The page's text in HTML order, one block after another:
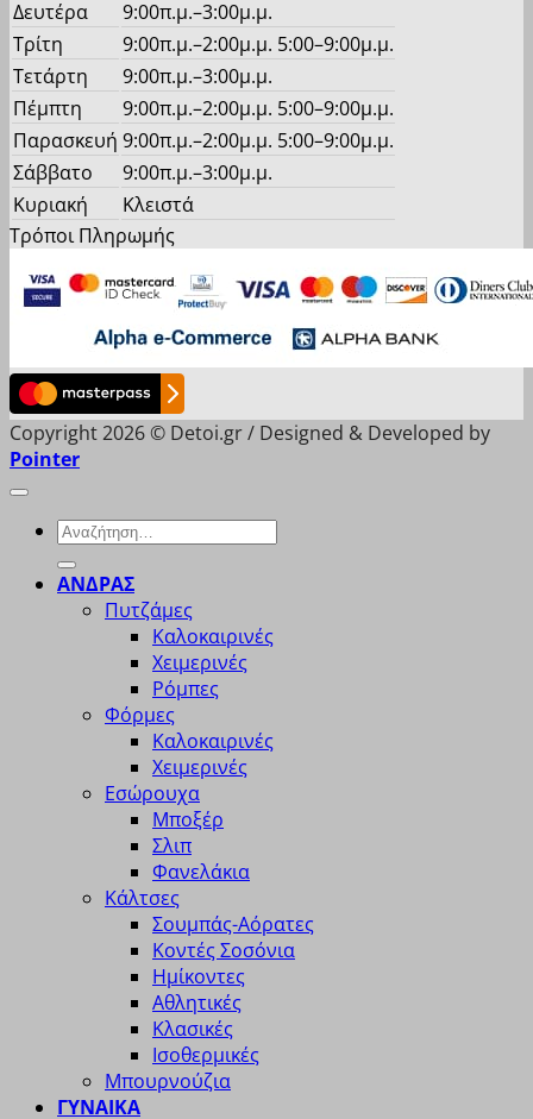
Δευτέρα
9:00π.μ.–3:00μ.μ.
Τρίτη
9:00π.μ.–2:00μ.μ. 5:00–9:00μ.μ.
Τετάρτη
9:00π.μ.–3:00μ.μ.
Πέμπτη
9:00π.μ.–2:00μ.μ. 5:00–9:00μ.μ.
Παρασκευή 9:00π.μ.–2:00μ.μ. 5:00–9:00μ.μ.
Σάββατο
9:00π.μ.–3:00μ.μ.
Κυριακή
Κλειστά
Τρόποι Πληρωμής
Copyright 2026 © Detoi.gr / Designed & Developed by
Pointer
Αναζήτηση
για:
ΑΝΔΡΑΣ
Πυτζάμες
Καλοκαιρινές
Χειμερινές
Ρόμπες
Φόρμες
Καλοκαιρινές
Χειμερινές
Εσώρουχα
Μποξέρ
Σλιπ
Φανελάκια
Κάλτσες
Σουμπάς-Αόρατες
Κοντές Σοσόνια
Ημίκοντες
Αθλητικές
Κλασικές
Ισοθερμικές
Μπουρνούζια
ΓΥΝΑΙΚΑ